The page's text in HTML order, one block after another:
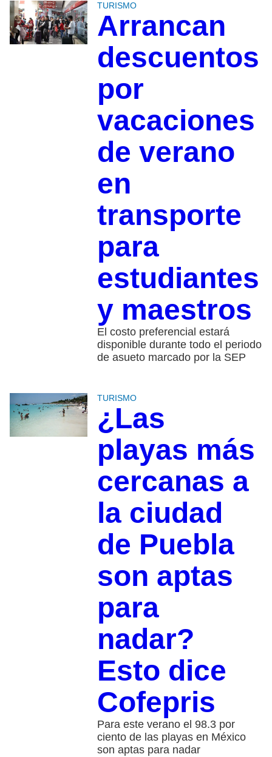
TURISMO
Arrancan
descuentos
por
vacaciones
de verano
en
transporte
para
estudiantes
y maestros
El costo preferencial estará
disponible durante todo el periodo
de asueto marcado por la SEP
TURISMO
¿Las
playas más
cercanas a
la ciudad
de Puebla
son aptas
para
nadar?
Esto dice
Cofepris
Para este verano el 98.3 por
ciento de las playas en México
son aptas para nadar